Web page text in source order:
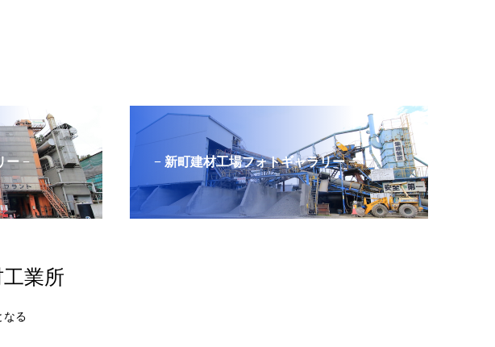
ー − − 新町建材工場フォトギャラリー −
業所
なる